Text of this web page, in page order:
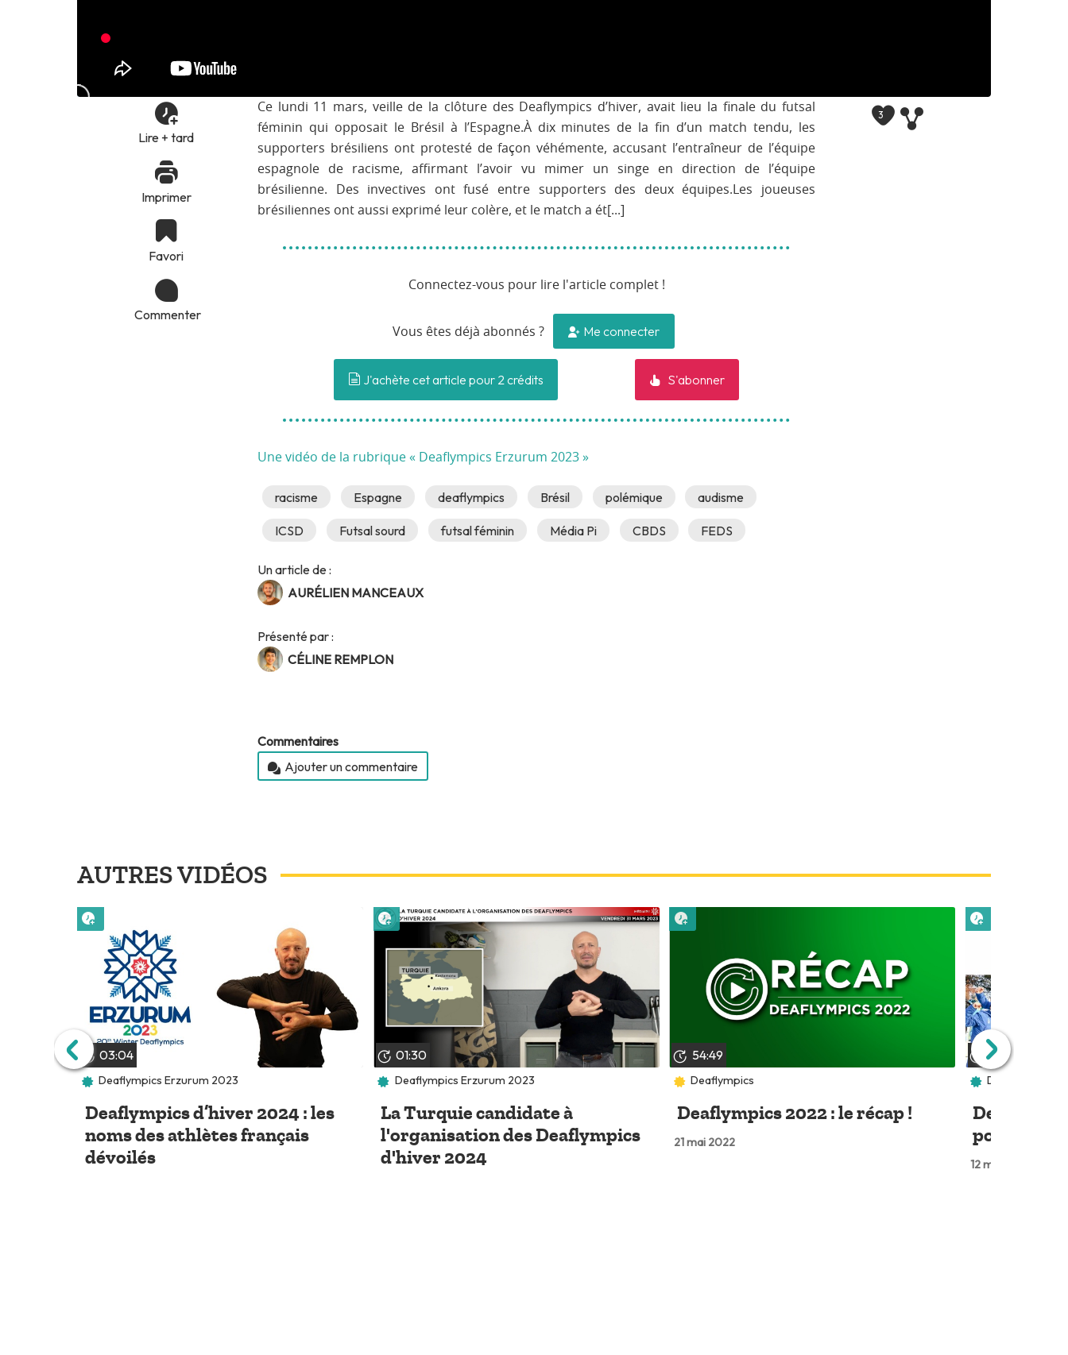
Lire + tard
Imprimer
Favori
Commenter
3
Ce lundi 11 mars, veille de la clôture des Deaflympics d’hiver, avait lieu la finale du futsal
féminin qui opposait le Brésil à l’Espagne.À dix minutes de la fin d’un match tendu, les
supporters brésiliens ont protesté de façon véhémente, accusant l’entraîneur de l’équipe
espagnole de racisme, affirmant l’avoir vu mimer un singe en direction de l’équipe
brésilienne. Des invectives ont fusé entre supporters des deux équipes.Les joueuses
brésiliennes ont aussi exprimé leur colère, et le match a ét[...]
Connectez-vous pour lire l'article complet !
Vous êtes déjà abonnés ? Me connecter
J'achète cet article pour 2 crédits S'abonner
Une vidéo de la rubrique « Deaflympics Erzurum 2023 »
racisme Espagne deaflympics Brésil polémique audisme
ICSD Futsal sourd futsal féminin Média Pi CBDS FEDS
Un article de :
AURÉLIEN MANCEAUX
Présenté par :
CÉLINE REMPLON
Commentaires
Ajouter un commentaire
AUTRES VIDÉOS
03:04
Deaflympics Erzurum 2023
Deaflympics d’hiver 2024 : les
noms des athlètes français
dévoilés
01:30
Deaflympics Erzurum 2023
La Turquie candidate à
l'organisation des Deaflympics
d'hiver 2024
Lire plus tard
54:49
Deaflympics
Deaflympics 2022 : le récap !
21 mai 2022
04:14
Deaflympics
positif
12 mars 2024